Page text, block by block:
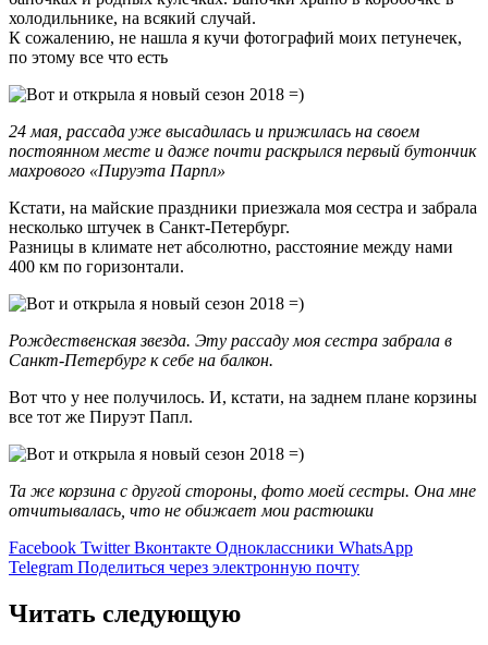
холодильнике, на всякий случай.
К сожалению, не нашла я кучи фотографий моих петунечек,
по этому все что есть
24 мая, рассада уже высадилась и прижилась на своем
постоянном месте и даже почти раскрылся первый бутончик
махрового «Пируэта Парпл»
Кстати, на майские праздники приезжала моя сестра и забрала
несколько штучек в Санкт-Петербург.
Разницы в климате нет абсолютно, расстояние между нами
400 км по горизонтали.
Рождественская звезда. Эту рассаду моя сестра забрала в
Санкт-Петербург к себе на балкон.
Вот что у нее получилось. И, кстати, на заднем плане корзины
все тот же Пируэт Папл.
Та же корзина с другой стороны, фото моей сестры. Она мне
отчитывалась, что не обижает мои растюшки
Facebook Twitter Вконтакте Одноклассники WhatsApp
Telegram Поделиться через электронную почту
Читать следующую